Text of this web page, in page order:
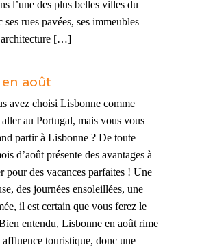
l’une des plus belles villes du
rues pavées, ses immeubles
architecture […]
août
avez choisi Lisbonne comme
au Portugal, mais vous vous
partir à Lisbonne ? De toute
d’août présente des avantages à
pour des vacances parfaites ! Une
des journées ensoleillées, une
il est certain que vous ferez le
entendu, Lisbonne en août rime
affluence touristique, donc une